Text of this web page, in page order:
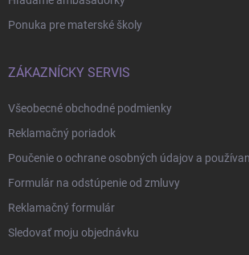
Ponuka pre materské školy
ZÁKAZNÍCKY SERVIS
Všeobecné obchodné podmienky
Reklamačný poriadok
Poučenie o ochrane osobných údajov a
Formulár na odstúpenie od zmluvy
Reklamačný formulár
Sledovať moju objednávku